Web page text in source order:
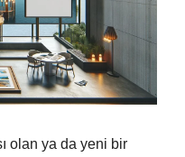
olan ya da yeni bir